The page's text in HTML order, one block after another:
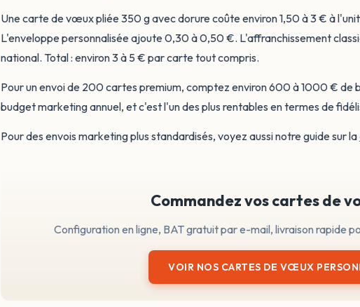
Une carte de vœux pliée 350 g avec dorure coûte environ 1,50 à 3 € à
L'enveloppe personnalisée ajoute 0,30 à 0,50 €. L'affranchissement
national. Total : environ 3 à 5 € par carte tout compris.
Pour un envoi de 200 cartes premium, comptez environ 600 à 1000 € de
budget marketing annuel, et c'est l'un des plus rentables en termes de
Pour des envois marketing plus standardisés, voyez aussi notre guide sur la
Commandez vos cartes de
Configuration en ligne, BAT gratuit par e-mail, livraison rapide
VOIR NOS CARTES DE VŒUX